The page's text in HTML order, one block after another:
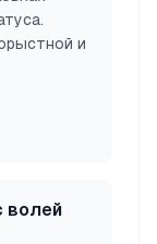
и
волей